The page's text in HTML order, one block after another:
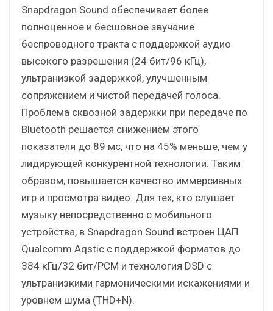
Snapdragon Sound обеспечивает более
полноценное и бесшовное звучание
беспроводного тракта с поддержкой аудио
высокого разрешения (24 бит/96 кГц),
ультранизкой задержкой, улучшенным
сопряжением и чистой передачей голоса.
Проблема сквозной задержки при передаче по
Bluetooth решается снижением этого
показателя до 89 мс, что на 45% меньше, чем у
лидирующей конкурентной технологии. Таким
образом, повышается качество иммерсивных
игр и просмотра видео. Для тех, кто слушает
музыку непосредственно с мобильного
устройства, в Snapdragon Sound встроен ЦАП
Qualcomm Aqstic с поддержкой форматов до
384 кГц/32 бит/PCM и технология DSD с
ультранизкими гармоническими искажениями и
уровнем шума (THD+N).